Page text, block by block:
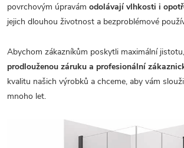
povrchovým úpravám odolávají vlhkosti i
jejich dlouhou životnost a bezproblémové
Abychom zákazníkům poskytli maximální
prodlouženou záruku a profesionální
kvalitu našich výrobků a chceme, aby vám
mnoho let.